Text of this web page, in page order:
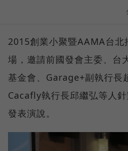
2015創業小聚暨AAMA台北
場，邀請前國發會主委、台
基金會、Garage+副執行長
Cacafly執行長邱繼弘等人針
發表演說。